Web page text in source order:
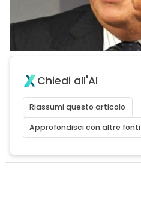
Chiedi all'AI
Riassumi questo articolo
Approfondisci con altre fonti